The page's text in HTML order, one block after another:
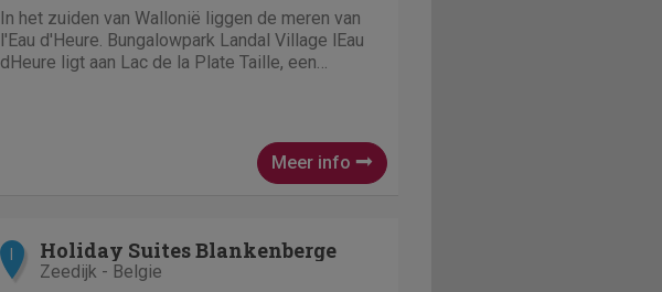
Meer info
In het zuiden van Wallonië liggen de meren van
l'Eau d'Heure. Bungalowpark Landal Village lEau
dHeure ligt aan Lac de la Plate Taille, een
Holiday Suites Blankenberge
Zeedijk - Belgie